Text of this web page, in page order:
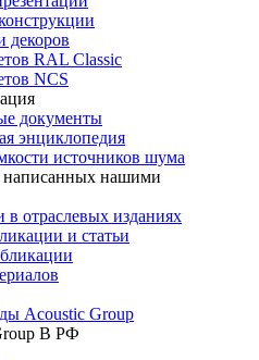
декоров
RAL Сlassic
NCS
документы
энциклопедия
источников шума
написанных нашими
отраслевых изданиях
и статьи
Acoustic Group
В РФ